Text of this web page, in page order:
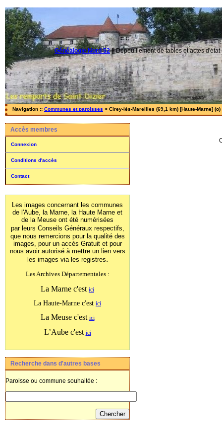
Généalogie Nord 52||Dépouillement de tables et actes
Navigation :: Communes et paroisses > Cirey-lès-Mareilles (69,1 km) [Haute-Marne] (o)
Accès membres
Connexion
Conditions d'accès
Contact
Les images concernant les communes
de l'Aube, la Marne, la Haute Marne et
de la Meuse ont été numérisées
par leurs Conseils Généraux respectifs,
que nous remercions pour la qualité des
images, pour un accès Gratuit et pour
nous avoir autorisé à mettre un lien vers
les images via les registres.
Les Archives Départementales :
La Marne c'est ici
La Haute-Marne c'est ici
La Meuse c'est ici
L’Aube c'est ici
Recherche dans d'autres bases
Paroisse ou commune souhaitée :